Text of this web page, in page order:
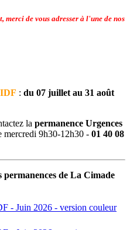
merci de vous adresser à l'une de nos
: du 07 juillet au 31 août
la permanence Urgences
mercredi 9h30-12h30 - 01 40 08
permanences de La Cimade
- Juin 2026 - version couleur